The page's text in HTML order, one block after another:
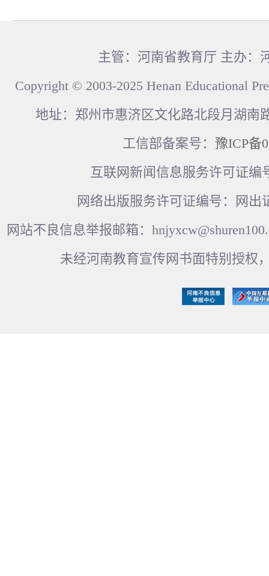
主管：河南省教育厅 主办：
Copyright © 2003-2025 Henan Educational
地址：郑州市惠济区文化路北段月湖南
工信部备案号： 豫ICP备
互联网新闻信息服务许可证编
网络出版服务许可证编号：网出
网站不良信息举报邮箱：
未经河南教育宣传网书面特别授权